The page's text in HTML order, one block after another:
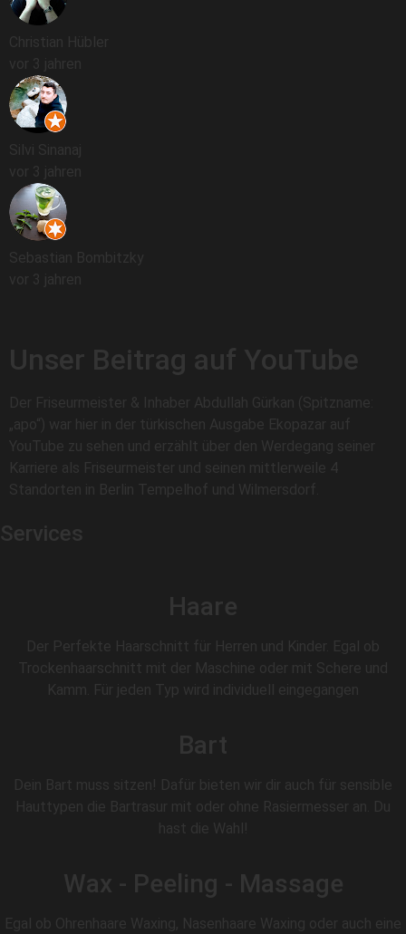
Christian Hübler
vor 3 jahren
Silvi Sinanaj
vor 3 jahren
Sebastian Bombitzky
vor 3 jahren
Unser Beitrag auf YouTube
Der Friseurmeister & Inhaber Abdullah Gürkan (Spitzname:
„apo“) war hier in der türkischen Ausgabe Ekopazar auf
YouTube zu sehen und erzählt über den Werdegang seiner
Karriere als Friseurmeister und seinen mittlerweile 4
Standorten in Berlin Tempelhof und Wilmersdorf.
Services
Haare
Der Perfekte Haarschnitt für Herren und Kinder. Egal ob
Trockenhaarschnitt mit der Maschine oder mit Schere und
Kamm. Für jeden Typ wird individuell eingegangen
Bart
Dein Bart muss sitzen! Dafür bieten wir dir auch für sensible
Hauttypen die Bartrasur mit oder ohne Rasiermesser an. Du
hast die Wahl!
Wax - Peeling - Massage
Egal ob Ohrenhaare Waxing, Nasenhaare Waxing oder auch eine